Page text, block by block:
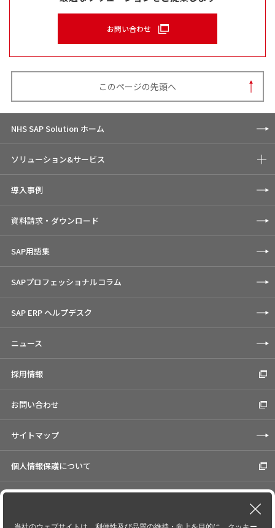
お問い合わせ
このページの先頭へ
NHS SAP Solution ホーム
ソリューション&サービス
導入事例
資料請求・ダウンロード
SAP用語集
SAPプロフェッショナルコラム
SAP ERP ヘルプデスク
ニュース
採用情報
お問い合わせ
サイトマップ
個人情報保護について
Cookieの使用について